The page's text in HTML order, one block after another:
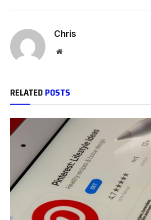
Chris
Website
RELATED POSTS